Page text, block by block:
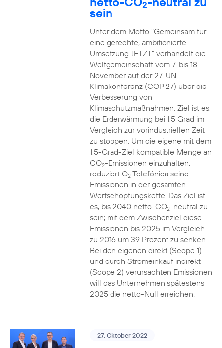
2
sein
Unter dem Motto "Gemeinsam für
eine gerechte, ambitionierte
Umsetzung JETZT" verhandelt die
Weltgemeinschaft vom 7. bis 18.
November auf der 27. UN-
Klimakonferenz (COP 27) über die
Verbesserung von
Klimaschutzmaßnahmen. Ziel ist es,
die Erderwärmung bei 1,5 Grad im
Vergleich zur vorindustriellen Zeit
zu stoppen. Um die eigene mit dem
1,5-Grad-Ziel kompatible Menge an
CO2-Emissionen einzuhalten,
reduziert O2Telefónica seine
Emissionen in der gesamten
Wertschöpfungskette. Das Ziel ist
es, bis 2040 netto-CO2-neutral zu
sein; mit dem Zwischenziel diese
Emissionen bis 2025 im Vergleich
zu 2016 um 39 Prozent zu senken.
Bei den eigenen direkt (Scope 1)
und durch Stromeinkauf indirekt
(Scope 2) verursachten Emissionen
will das Unternehmen spätestens
2025 die netto-Null erreichen.
27. Oktober 2022